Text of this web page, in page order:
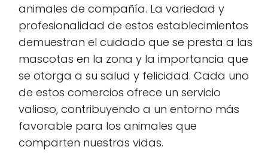
animales de compañía. La variedad y
profesionalidad de estos establecimientos
demuestran el cuidado que se presta a las
mascotas en la zona y la importancia que
se otorga a su salud y felicidad. Cada uno
de estos comercios ofrece un servicio
valioso, contribuyendo a un entorno más
favorable para los animales que
comparten nuestras vidas.